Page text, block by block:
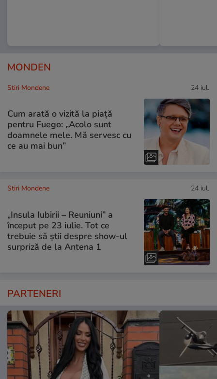
MONDEN
Stiri Mondene 24 iul.
Cum arată o vizită la piață
pentru Fuego: „Acolo sunt
doamnele mele. Mă servesc cu
ce au mai bun”
Stiri Mondene 24 iul.
„Insula Iubirii – Reuniuni” a
început pe 23 iulie. Tot ce
trebuie să știi despre show-ul
surpriză de la Antena 1
PARTENERI